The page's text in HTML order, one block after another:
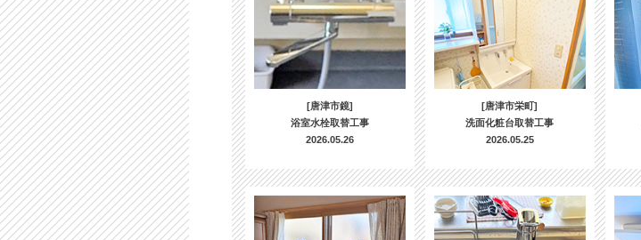
[唐津市鏡]
浴室水栓取替工事
2026.05.26
[唐津市栄町]
洗面化粧台取替工事
2026.05.25